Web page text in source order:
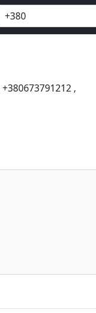
+380673791212 ,